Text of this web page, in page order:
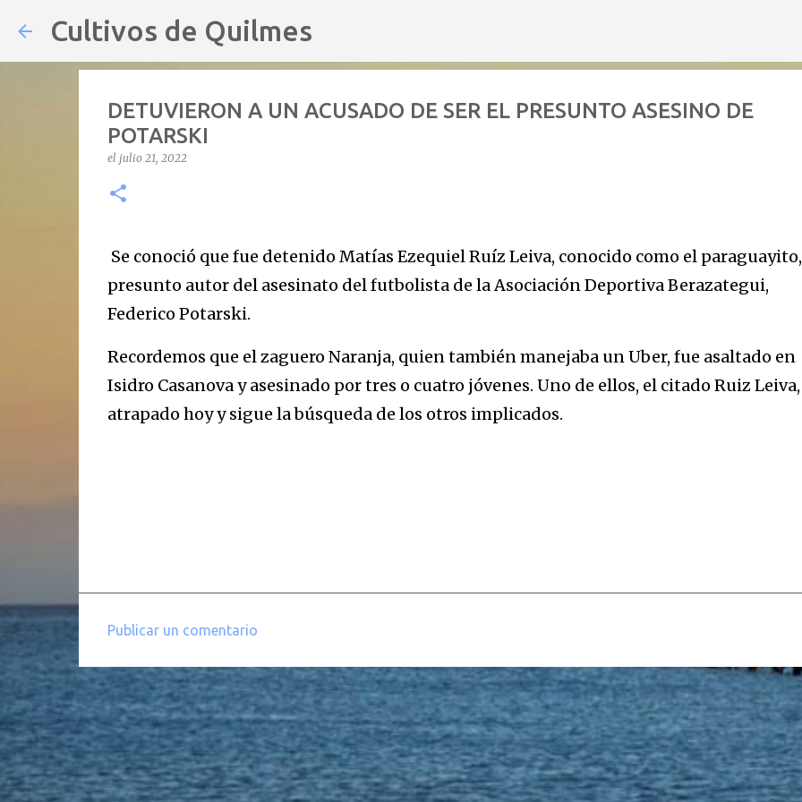
Cultivos de Quilmes
DETUVIERON A UN ACUSADO DE SER EL PRESUNTO ASESINO DE
POTARSKI
el julio 21, 2022
Se conoció que fue detenido Matías Ezequiel Ruíz Leiva, conocido como el paraguayito,
presunto autor del asesinato del futbolista de la Asociación Deportiva Berazategui,
Federico Potarski.
Recordemos que el zaguero Naranja, quien también manejaba un Uber, fue asaltado en
Isidro Casanova y asesinado por tres o cuatro jóvenes. Uno de ellos, el citado Ruiz
atrapado hoy y sigue la búsqueda de los otros implicados.
m
e
n
t
Publicar un comentario